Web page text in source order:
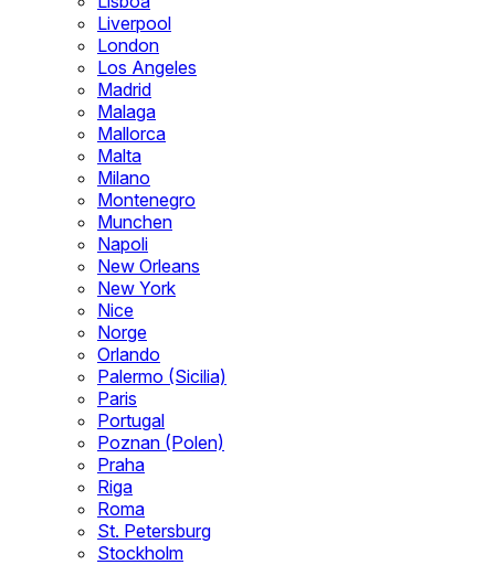
Liverpool
London
Los Angeles
Madrid
Malaga
Mallorca
Malta
Milano
Montenegro
Munchen
Napoli
New Orleans
New York
Nice
Norge
Orlando
Palermo (Sicilia)
Paris
Portugal
Poznan (Polen)
Praha
Riga
Roma
St. Petersburg
Stockholm